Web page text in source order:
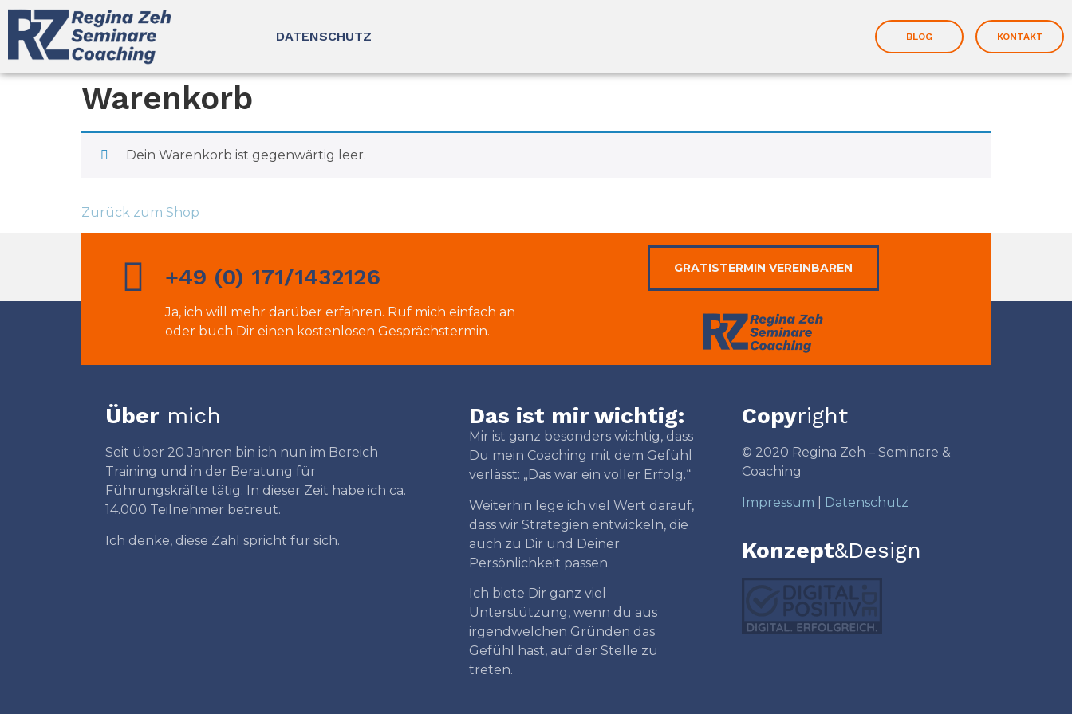
DATENSCHUTZ BLOG KONTAKT
Warenkorb
Dein Warenkorb ist gegenwärtig leer.
Zurück zum Shop
+49 (0) 171/1432126
Ja, ich will mehr darüber erfahren. Ruf mich einfach an
oder buch Dir einen kostenlosen Gesprächstermin.
GRATISTERMIN VEREINBAREN
Übermich
Seit über 20 Jahren bin ich nun im Bereich
Training und in der Beratung für
Führungskräfte tätig. In dieser Zeit habe ich ca.
14.000 Teilnehmer betreut.
Ich denke, diese Zahl spricht für sich.
Das ist mir wichtig:
Mir ist ganz besonders wichtig, dass
Du mein Coaching mit dem Gefühl
verlässt: „Das war ein voller Erfolg.“
Weiterhin lege ich viel Wert darauf,
dass wir Strategien entwickeln, die
auch zu Dir und Deiner
Persönlichkeit passen.
Ich biete Dir ganz viel
Unterstützung, wenn du aus
irgendwelchen Gründen das
Gefühl hast, auf der Stelle zu
treten.
Copyright
© 2020 Regina Zeh – Seminare &
Coaching
Impressum Datenschutz
Konzept&Design